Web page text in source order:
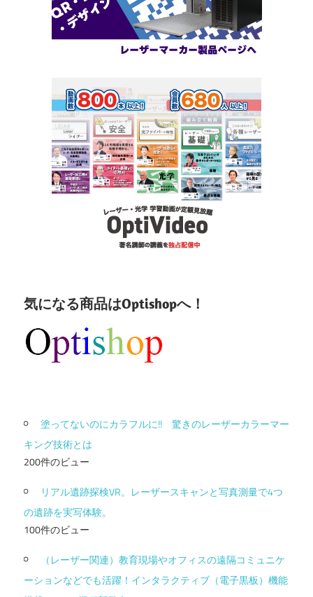
気になる商品はOptishopへ！
塗ってないのにカラフルに!! 驚きのレーザーカラーマー
キング技術とは
200件のビュー
リアル遺跡探検VR。レーザースキャンと写真測量で4つ
の遺跡を実写体験。
100件のビュー
（レーザー関連）教育現場やオフィスの遠隔コミュニケ
ーションなどでも活躍！インタラクティブ（電子黒板）機能